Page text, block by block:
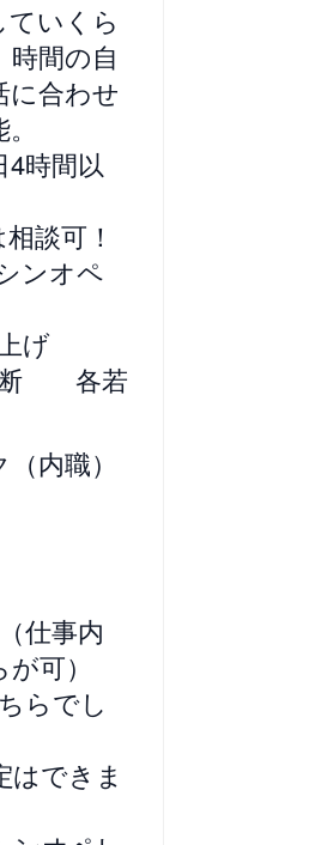
ていくら
時間の自
に合わせ
4時間以
可！
ンオペ
各若
内職）
仕事内
可）
らでし
できま